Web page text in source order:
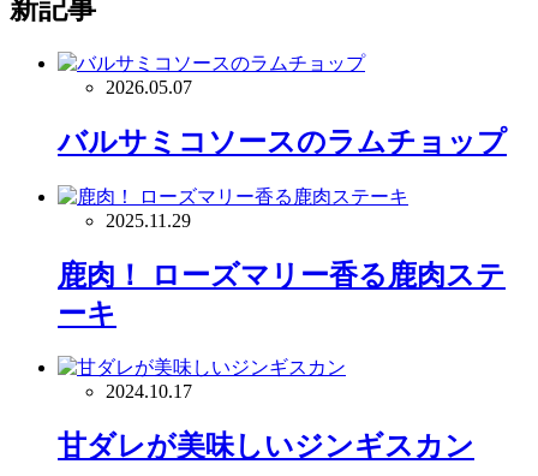
新記事
2026.05.07
バルサミコソースのラムチョップ
2025.11.29
鹿肉！ ローズマリー香る鹿肉ステ
ーキ
2024.10.17
甘ダレが美味しいジンギスカン